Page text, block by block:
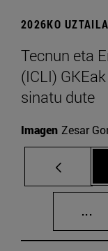
2026KO
Tecnun eta
(ICLI)
sinatu dute
Imagen Zesar
...